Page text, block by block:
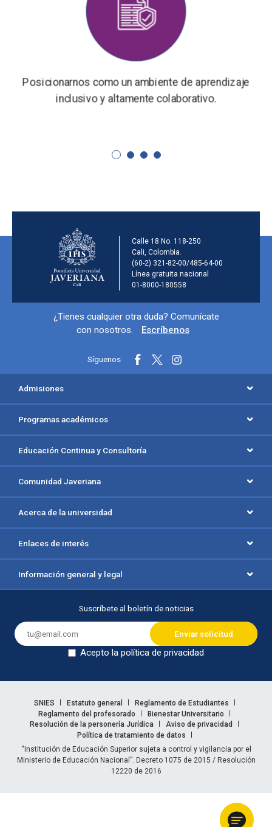
Posicionarnos como un ambiente de aprendizaje
inclusivo y altamente colaborativo.
Información de la
Calle 18 No. 118-250
Cali, Colombia.
(60-2) 321-82-00/485-64-00
Línea gratuita nacional
01-8000-180558
Información y redes sociales
¿Tienes cualquier otra duda? Comunícate
con nosotros.
Escríbenos
Síguenos
Menú principal del footer
Admisiones
Programas académicos
Educación Continua y Consultoría
Comunidad Javeriana
Acerca de la universidad
Enlaces de interés
Información general y legal
Suscríbete al boletín de noticias
Acepto la política de privacidad
Enlaces legales
SNIES Estatuto general
Reglamento de Estudiantes
Reglamento del profesorado
Bienestar Universitario
Resolución de la personería Jurídica
Aviso de privacidad
Política de tratamiento de datos
Información legal
“Institución de Educación Superior sujeta a control y vigilancia por el
Ministerio de Educación Nacional”. Decreto 1075 de 2015 / Resolución
12220 de 2016